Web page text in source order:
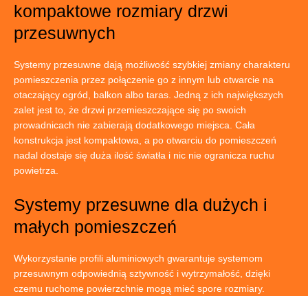
kompaktowe rozmiary drzwi
przesuwnych
Systemy przesuwne dają możliwość szybkiej zmiany charakteru
pomieszczenia przez połączenie go z innym lub otwarcie na
otaczający ogród, balkon albo taras. Jedną z ich największych
zalet jest to, że drzwi przemieszczające się po swoich
prowadnicach nie zabierają dodatkowego miejsca. Cała
konstrukcja jest kompaktowa, a po otwarciu do pomieszczeń
nadal dostaje się duża ilość światła i nic nie ogranicza ruchu
powietrza.
Systemy przesuwne dla dużych i
małych pomieszczeń
Wykorzystanie profili aluminiowych gwarantuje systemom
przesuwnym odpowiednią sztywność i wytrzymałość, dzięki
czemu ruchome powierzchnie mogą mieć spore rozmiary.